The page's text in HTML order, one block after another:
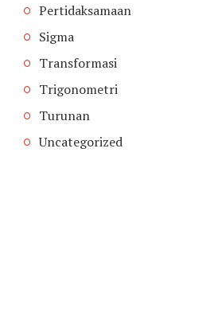
Pertidaksamaan
Sigma
Transformasi
Trigonometri
Turunan
Uncategorized